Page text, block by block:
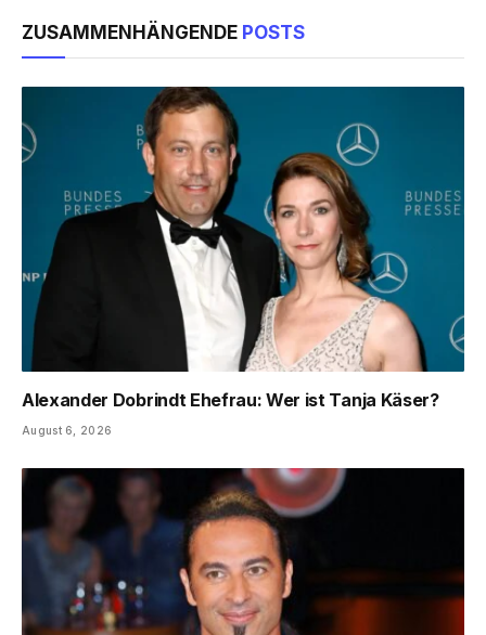
ZUSAMMENHÄNGENDE POSTS
Alexander Dobrindt Ehefrau: Wer ist Tanja Käser?
August 6, 2026